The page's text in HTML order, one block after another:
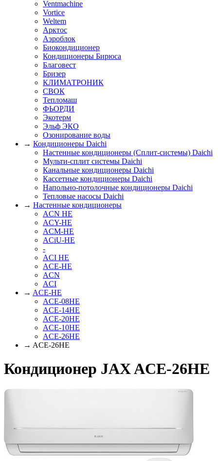
Ventmachine
Vortice
Weltem
Арктос
Аэроблок
Биокондиционер
Кондиционеры Бирюса
Благовест
Бризер
КЛИМАТРОНИК
СВОК
Тепломаш
ФЬОРДИ
Экотерм
Эльф ЭКО
Озонирование воды
→ Кондиционеры Daichi
Настенные кондиционеры (Сплит-системы) Daichi
Мульти-сплит системы Daichi
Канальные кондиционеры Daichi
Кассетные кондиционеры Daichi
Напольно-потолочные кондиционеры Daichi
Тепловые насосы Daichi
→ Настенные кондиционеры
ACN HE
ACY-HE
ACM-HE
ACiU-HE
-
ACI HE
ACE-HE
ACN
ACI
→ ACE-HE
ACE-08HE
ACE-14HE
ACE-20HE
ACE-10HE
ACE-26HE
→ ACE-26HE
Кондиционер JAX ACE-26HE